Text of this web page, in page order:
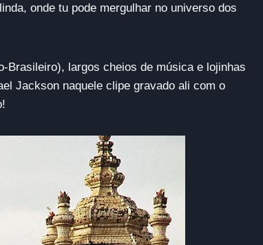
onde tu pode mergulhar no universo dos
Brasileiro), largos cheios de música e lojinhas
Jackson naquele clipe gravado ali com o